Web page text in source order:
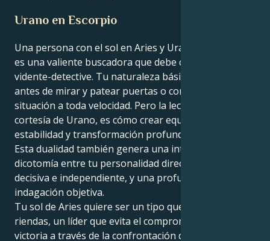
Urano en Escorpio
Una persona con el sol en Aries y Urano en Escorpio
es una valiente buscadora que debe convertirse en
vidente-detective. Tu naturaleza básica es saltar
antes de mirar y patear puertas o correr hacia una
situación a toda velocidad. Pero la lección de vida,
cortesía de Urano, es cómo crear equilibrio,
estabilidad y transformación profunda en el amor.
Esta dualidad también genera una interesante
dicotomía entre tu personalidad directamente
decisiva e independiente, y una profunda hambre de
indagación objetiva.
Tu sol de Aries quiere ser un tipo que toma las
riendas, un líder que evita el compromiso y reclama la
victoria a través de la confrontación directa. Pero tu